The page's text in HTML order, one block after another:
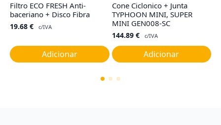
Filtro ECO FRESH Anti-
baceriano + Disco Fibra
19.68 € c/IVA
Adicionar
Cone Ciclonico + Junta
TYPHOON MINI, SUPER
MINI GEN008-SC
144.89 € c/IVA
Adicionar